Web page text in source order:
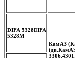
DIFA 5328DIFA
5328M
КамАЗ